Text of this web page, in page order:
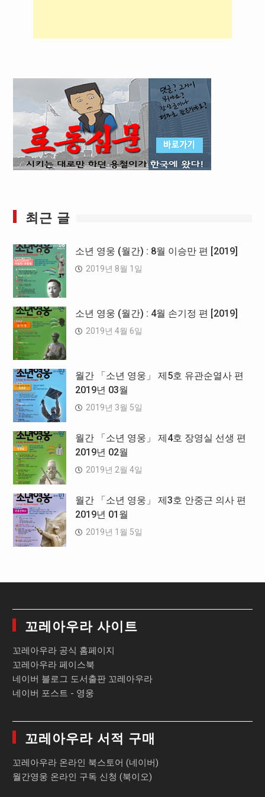
최근 글
소년 영웅 (월간) : 8월 이승만 편 [2019]
2019년 8월 1일
소년 영웅 (월간) : 4월 손기정 편 [2019]
2019년 4월 6일
월간 「소년 영웅」 제5호 유관순열사 편
2019년 03월
2019년 3월 5일
월간 「소년 영웅」 제4호 장영실 선생 편
2019년 02월
2019년 2월 4일
월간 「소년 영웅」 제3호 안중근 의사 편
2019년 01월
2019년 1월 5일
꼬레아우라 사이트
꼬레아우라 공식 홈페이지
꼬레아우라 페이스북
네이버 블로그 도서출판 꼬레아우라
네이버 포스트 - 영웅
꼬레아우라 서적 구매
꼬레아우라 온라인 북스토어 (네이버)
월간영웅 온라인 구독 신청 (북이오)